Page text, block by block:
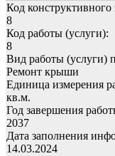
Код
8
Код работы (услуги):
8
Вид работы (услуги)
Ремонт крыши
Единица измерения
кв.м.
Год завершения
2037
Дата заполнения
14.03.2024